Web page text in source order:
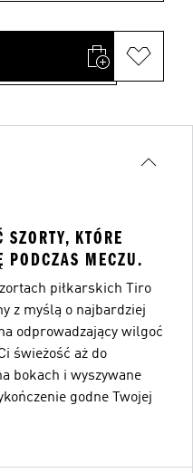
KTÓRE
PODCZAS MECZU.
piłkarskich Tiro
z myślą o najbardziej
odprowadzający wilgoć
świeżość aż do
bokach i wyszywane
godne Twojej